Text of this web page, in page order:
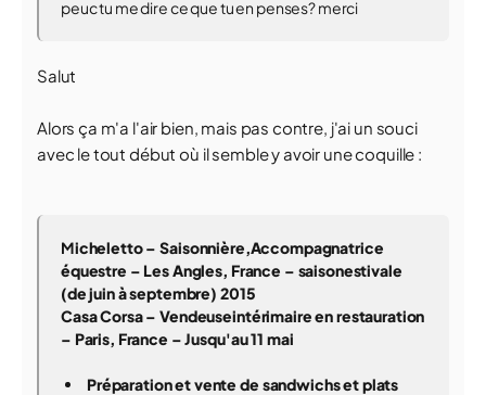
peuc tu me dire ce que tu en penses? merci
Salut
Alors ça m'a l'air bien, mais pas contre, j'ai un souci
avec le tout début où il semble y avoir une coquille :
Micheletto –Saisonnière,Accompagnatrice
équestre – Les Angles, France – saisonestivale
(de juin à septembre) 2015
Casa Corsa – Vendeuseintérimaire en restauration
– Paris, France – Jusqu'au 11 mai
Préparation et vente de sandwichs et plats